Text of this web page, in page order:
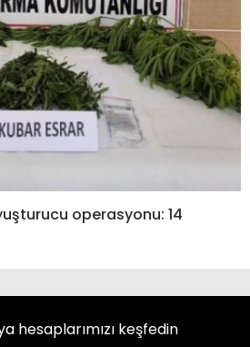
operasyonu: 14
hesaplarımızı keşfedin